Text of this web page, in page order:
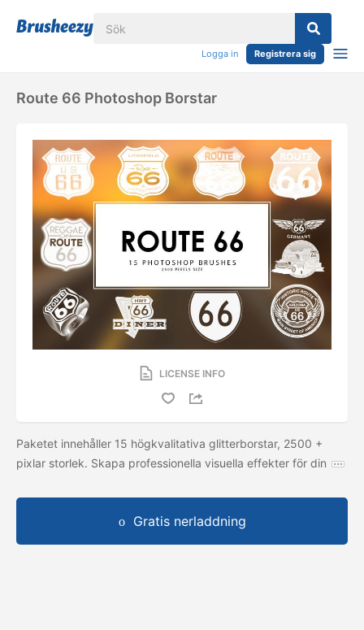
Logga in Registrera sig
Route 66 Photoshop Borstar
LICENSE INFO
Paketet innehåller 15 högkvalitativa glitterborstar, 2500 +
pixlar storlek. Skapa professionella visuella effekter för din
Gratis nerladdning